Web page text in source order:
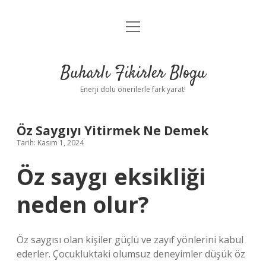
Anasayfa
Yasal Uyarı
menüyü
Buharlı Fikirler Blogu
Enerji dolu önerilerle fark yarat!
Öz Saygıyı Yitirmek Ne Demek
Tarih: Kasım 1, 2024
Öz saygı eksikliği
neden olur?
Öz saygısı olan kişiler güçlü ve zayıf yönlerini kabul
ederler. Çocukluktaki olumsuz deneyimler düşük öz